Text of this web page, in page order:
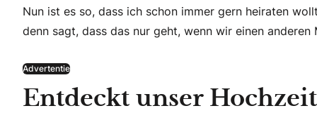
Nun ist es so, dass ich schon immer gern heiraten
denn sagt, dass das nur geht, wenn wir einen anderen
Advertentie
Entdeckt unser